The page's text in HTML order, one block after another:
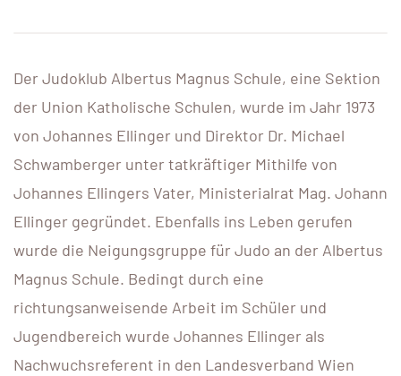
Der Judoklub Albertus Magnus Schule, eine Sektion
der Union Katholische Schulen, wurde im Jahr 1973
von Johannes Ellinger und Direktor Dr. Michael
Schwamberger unter tatkräftiger Mithilfe von
Johannes Ellingers Vater, Ministerialrat Mag. Johann
Ellinger gegründet. Ebenfalls ins Leben gerufen
wurde die Neigungsgruppe für Judo an der Albertus
Magnus Schule. Bedingt durch eine
richtungsanweisende Arbeit im Schüler und
Jugendbereich wurde Johannes Ellinger als
Nachwuchsreferent in den Landesverband Wien